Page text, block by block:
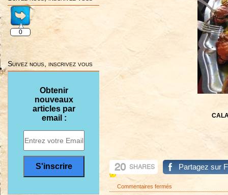
0
Suivez nous, inscrivez vous
Obtenir
nouveaux
articles par
email :
20 SHARES Partagez sur
Commentaires fermés